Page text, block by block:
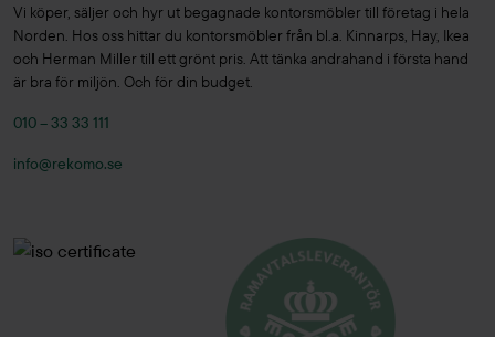
Vi köper, säljer och hyr ut begagnade kontorsmöbler till företag i hela
Norden. Hos oss hittar du kontorsmöbler från bl.a. Kinnarps, Hay, Ikea
och Herman Miller till ett grönt pris. Att tänka andrahand i första hand
är bra för miljön. Och för din budget.
010 – 33 33 111
info@rekomo.se